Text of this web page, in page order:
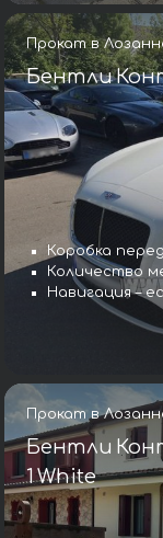
Прокат в
Бентли
Коробка
Количество
Навигация –
Прокат в
Бентли
1 White